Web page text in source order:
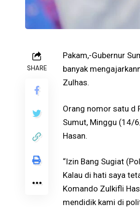
SHARE
Pakam,-Gubernur
banyak
Zulhas.
Orang nomor satu d
Sumut, Minggu (14/
Hasan.
“Izin Bang Sugiat
Kalau di hati saya
Komando Zulkifli
mendidik kami di